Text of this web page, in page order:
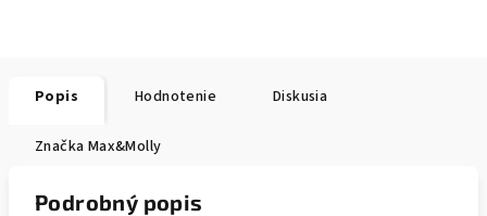
Popis Hodnotenie Diskusia
Značka Max&Molly
Podrobný popis